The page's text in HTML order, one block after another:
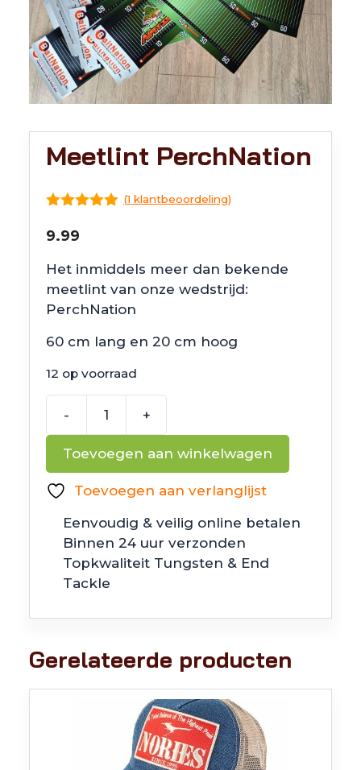
Meetlint PerchNation
(1 klantbeoordeling)
9.99
Het inmiddels meer dan bekende
meetlint van onze wedstrijd:
PerchNation
60 cm lang en 20 cm hoog
12 op voorraad
-
aantal
+
Toevoegen aan winkelwagen
Toevoegen aan verlanglijst
Eenvoudig & veilig online betalen
Binnen 24 uur verzonden
Topkwaliteit Tungsten & End
Tackle
Gerelateerde producten